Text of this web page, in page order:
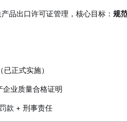
品出口许可证管理，核心目标： 规
正式实施）
业质量合格证明
款 + 刑事责任